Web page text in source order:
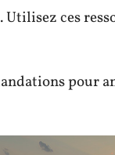
Utilisez ces
pour